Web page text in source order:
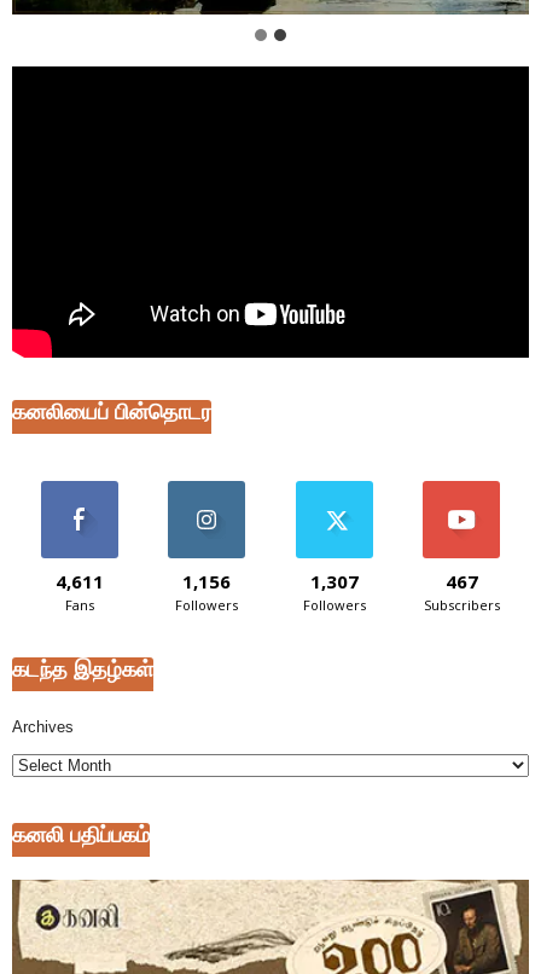
கனலியைப் பின்தொடர
4,611
Fans
1,156
Followers
1,307
Followers
467
Subscribers
கடந்த இதழ்கள்
Archives
கனலி பதிப்பகம்